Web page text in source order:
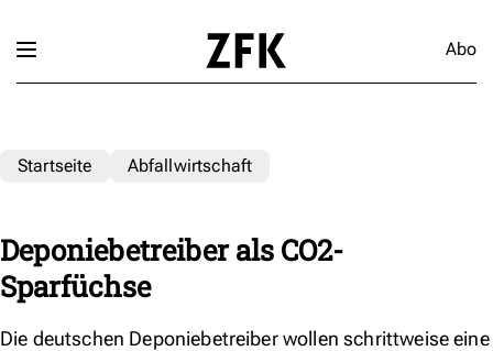
Abo
Startseite Abfallwirtschaft
Deponiebetreiber als CO2-
Sparfüchse
Die deutschen Deponiebetreiber wollen schrittweise eine